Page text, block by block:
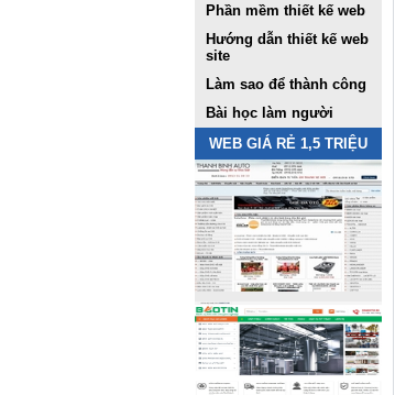
Phần mềm thiết kế web
Hướng dẫn thiết kế web
site
Làm sao để thành công
Bài học làm người
WEB GIÁ RẺ 1,5 TRIỆU